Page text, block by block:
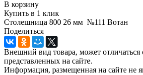
В корзину
Купить в 1 клик
Столешница 800 26 мм №111 Вотан
Поделиться
Внешний вид товара, может отличаться
представленных на сайте.
Информация, размещенная на сайте не